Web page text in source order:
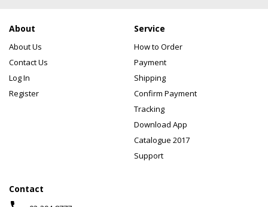
About
About Us
Contact Us
Log In
Register
Service
How to Order
Payment
Shipping
Confirm Payment
Tracking
Download App
Catalogue 2017
Support
Contact